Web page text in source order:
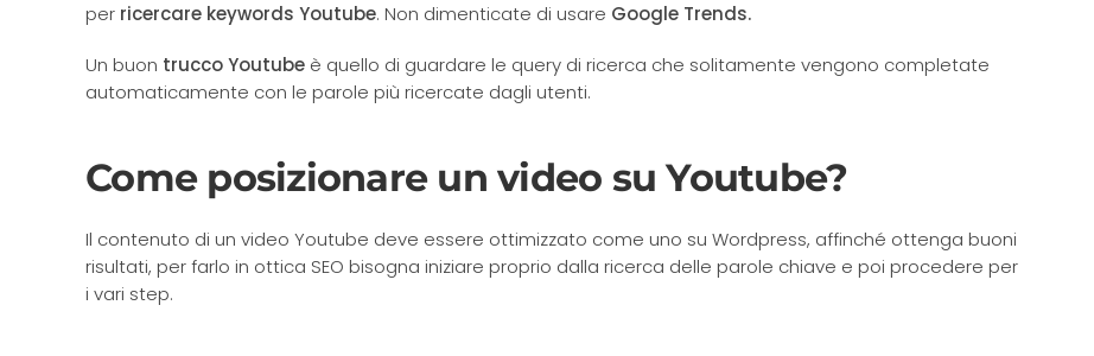
per ricercare keywords Youtube. Non dimenticate di usare Google Trends.
Un buon trucco Youtube è quello di guardare le query di ricerca che solitamente vengono completate
automaticamente con le parole più ricercate dagli utenti.
Come posizionare un video su Youtube?
Il contenuto di un video Youtube deve essere ottimizzato come uno su Wordpress, affinché ottenga buoni
risultati, per farlo in ottica SEO bisogna iniziare proprio dalla ricerca delle parole chiave e poi procedere per
i vari step.